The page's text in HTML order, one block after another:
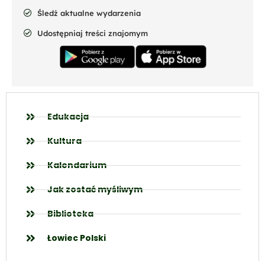
Śledź aktualne wydarzenia
Udostępniaj treści znajomym
Edukacja
Kultura
Kalendarium
Jak zostać myśliwym
Biblioteka
Łowiec Polski